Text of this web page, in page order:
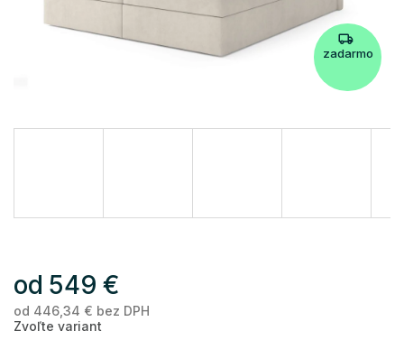
zadarmo
od 549 €
od 446,34 € bez DPH
Zvoľte variant